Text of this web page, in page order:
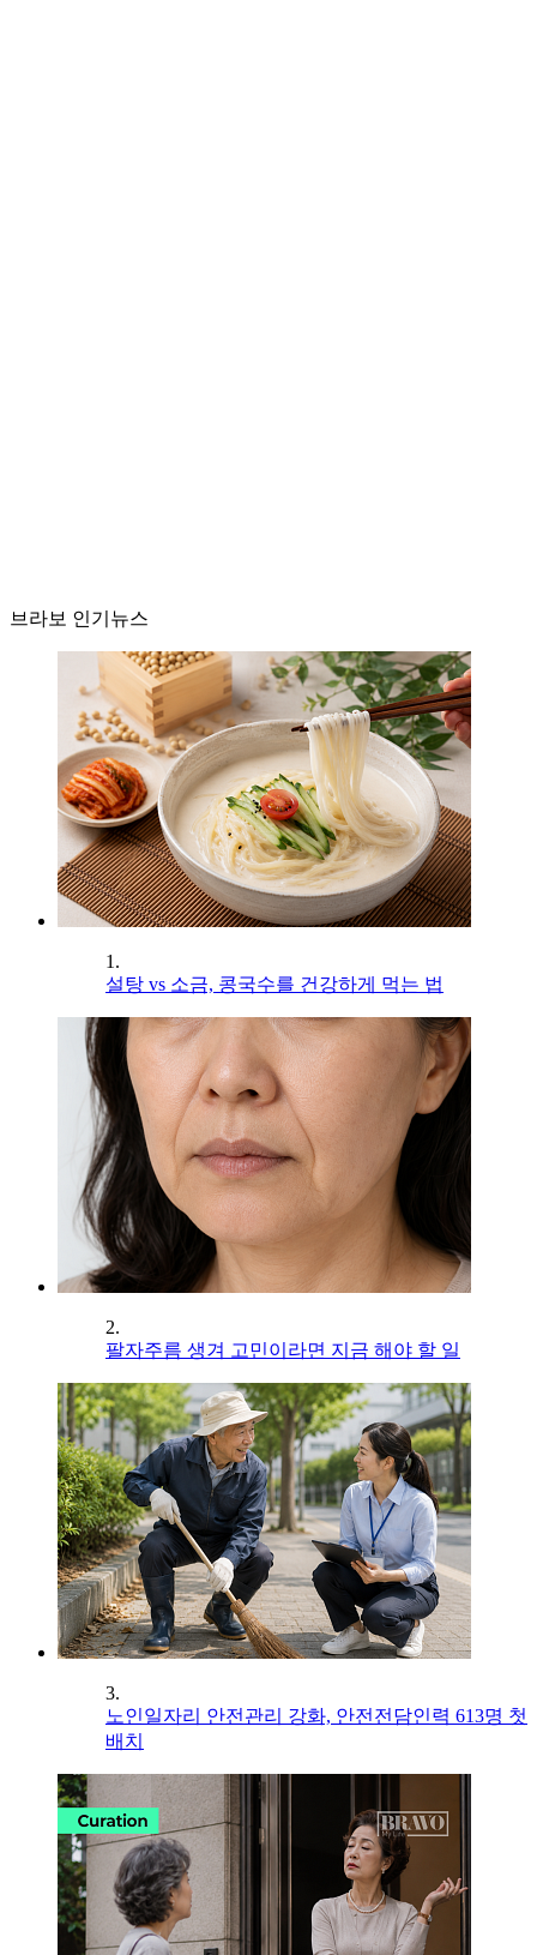
브라보 인기뉴스
1.
설탕 vs 소금, 콩국수를 건강하게 먹는 법
2.
팔자주름 생겨 고민이라면 지금 해야 할 일
3.
노인일자리 안전관리 강화, 안전전담인력 613명 첫
배치